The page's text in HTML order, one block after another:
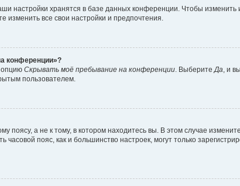
настройки хранятся в базе данных конференции. Чтобы
изменить все свои настройки и предпочтения.
конференции»?
опциюСкрывать моё пребывание на конференции . ВыберитеДа , и
пользователем.
поясу, а не к тому, в котором находитесь вы. В этом случае
часовой пояс, как и большинство настроек, могут только